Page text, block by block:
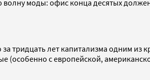
моды: офис конца десятых
тридцать лет капитализма одним
(особенно с европейской,